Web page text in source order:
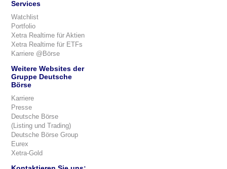
Services
Watchlist
Portfolio
Xetra Realtime für Aktien
Xetra Realtime für ETFs
Karriere @Börse
Weitere Websites der
Gruppe Deutsche
Börse
Karriere
Presse
Deutsche Börse
(Listing und Trading)
Deutsche Börse Group
Eurex
Xetra-Gold